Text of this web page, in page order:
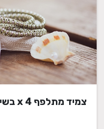
צמיד מתלפף x 4 בשילוב תליון סנפיר